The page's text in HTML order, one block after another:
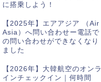
に搭乗しよう！
【2025年】エアアジア （Air
Asia）へ問い合わせー電話で
の問い合わせができなくなり
ました
【2026年】大韓航空のオンラ
インチェックイン｜何時間